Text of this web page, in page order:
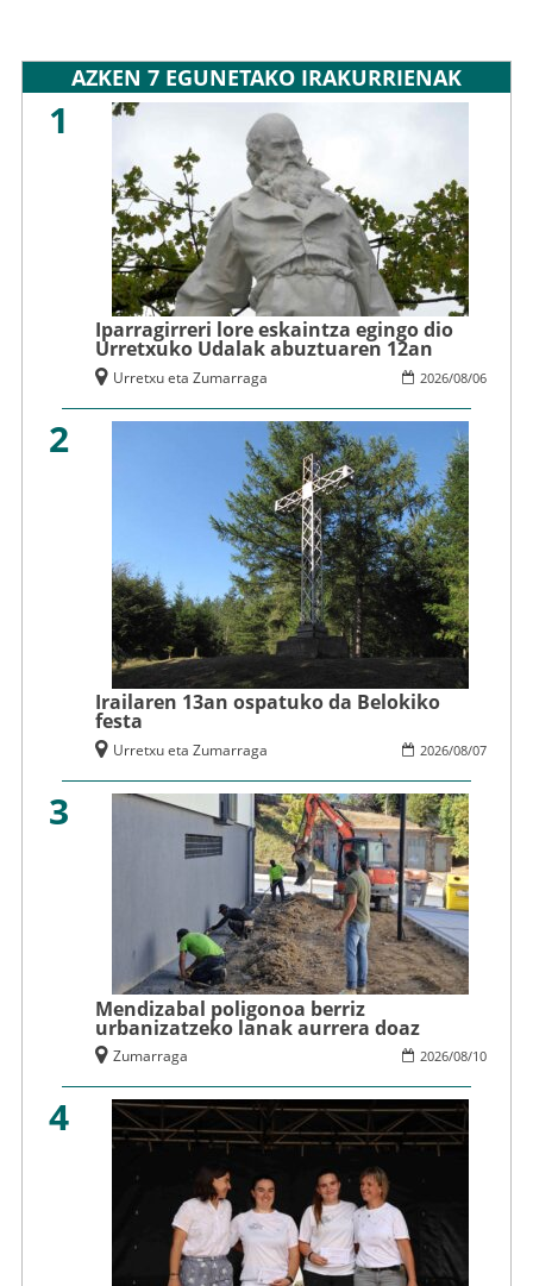
AZKEN 7 EGUNETAKO IRAKURRIENAK
1
Iparragirreri lore eskaintza egingo dio
Urretxuko Udalak abuztuaren 12an
2026/08/06
Urretxu eta Zumarraga
2
Irailaren 13an ospatuko da Belokiko
festa
2026/08/07
Urretxu eta Zumarraga
3
Mendizabal poligonoa berriz
urbanizatzeko lanak aurrera doaz
2026/08/10
Zumarraga
4